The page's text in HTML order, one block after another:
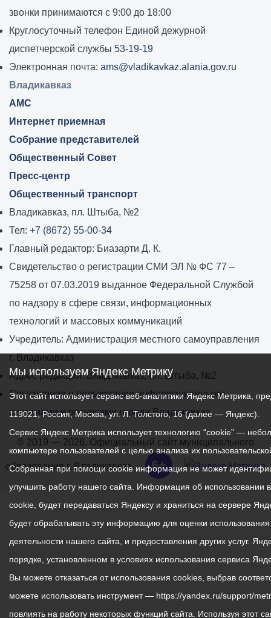
администрации
местного
самоуправления
города
Владикавказ:
звонки принимаются с 9:00 до 18:00
Круглосуточный телефон Единой дежурной
диспетчерской службы 53-19-19
Электронная почта: ams@vladikavkaz.alania.gov.ru
Владикавказ
АМС
Интернет приемная
Собрание представителей
Общественный Совет
Пресс-центр
Общественный транспорт
Владикавказ, пл. Штыба, №2
Тел: +7 (8672) 55-00-34
Главный редактор: Биазарти Д. К.
Свидетельство о регистрации СМИ ЭЛ № ФС 77 –
75258 от 07.03.2019 выданное Федеральной Службой
по надзору в сфере связи, информационных
технологий и массовых коммуникаций
Учредитель: Администрация местного самоуправления
г. Владикавказ
Адрес редакции: Владикавказ, пл. Штыба, №2
Соглашение о пользовании информационными
системами и ресурсами города Владикавказ
© 2019 — 2026. Официальный сайт муниципального
образования г. Владикавказ. 6+
Мы используем Яндекс Метрику
Этот сайт использует сервис веб-аналитики Яндекс Метрика,
119021, Россия, Москва, ул. Л. Толстого, 16 (далее — Яндекс).
Сервис Яндекс Метрика использует технологию “cookie” —
компьютере пользователей с целью анализа их
Собранная при помощи cookie информация не может
улучшить работу нашего сайта. Информация об
cookie, будет передаваться Яндексу и храниться на сервере
будет обрабатывать эту информацию для оценки
деятельности нашего сайта, и предоставления других услуг.
порядке, установленном в условиях использования сервиса
Вы можете отказаться от использования cookies, выбрав
можете использовать инструмент — https://yandex.ru/support/
повлиять на работу некоторых функций сайта. Используя этот